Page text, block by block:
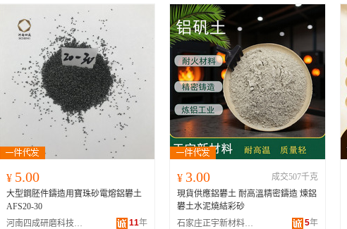
¥ 5.00
大型鋼胚件鑄造用寶珠砂電熔鋁礬土
AFS20-30
河南四成研磨科技有限公司
11年
¥ 3.00
成交507千克
現貨供應鋁礬土 耐高溫精密鑄造 煉鋁
礬土水泥燒結彩砂
石家庄正宇新材料科技有限公司
5年